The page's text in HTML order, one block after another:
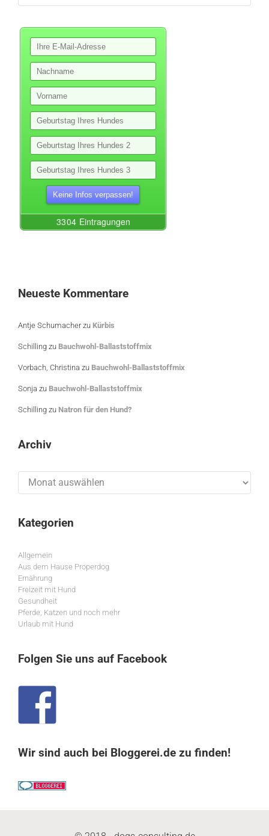
Neueste Kommentare
Antje Schumacherzu Kürbis
Schilling zu Bauchwohl-Ballaststoffmix
Vorbach, Christina zu Bauchwohl-Ballaststoffmix
Sonja zu Bauchwohl-Ballaststoffmix
Schilling zu Natron für den Hund?
Archiv
Kategorien
Allgemein
Aus dem Hause Properdog
Ernährung
Freizeit mit Hund
Gesundheit
Pferde, Katzen und noch mehr
Urlaub mit Hund
Folgen Sie uns auf Facebook
Wir sind auch bei Bloggerei.de zu finden!